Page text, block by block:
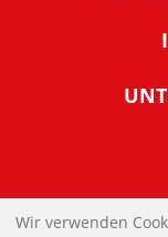
Tipps
Wir verwenden